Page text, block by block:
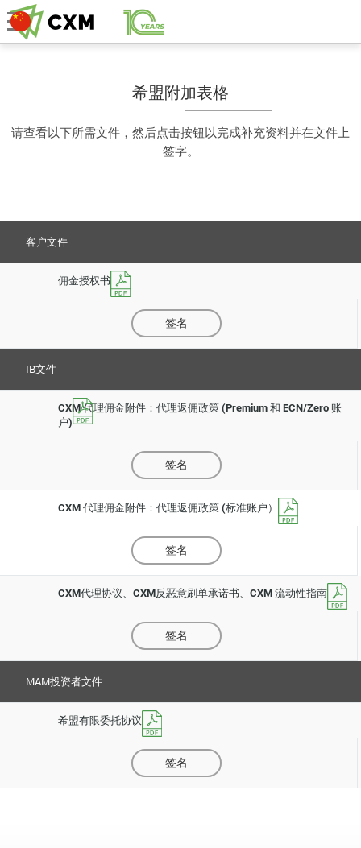
希盟附加表格
请查看以下所需文件，然后点击按钮以完成补充资料并在文件上
签字。
客户文件
佣金授权书
签名
IB文件
CXM 代理佣金附件：代理返佣政策 (Premium 和 ECN/Zero 账
户)
签名
CXM 代理佣金附件：代理返佣政策 (标准账户）
签名
CXM代理协议、CXM反恶意刷单承诺书、CXM 流动性指南
签名
MAM投资者文件
希盟有限委托协议
签名